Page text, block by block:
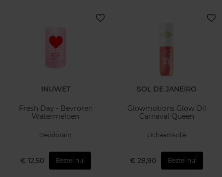
INUWET
Fresh Day - Bevroren
Watermeloen
Deodorant
€ 12,50 Bestel nu!
SOL DE JANEIRO
Glowmotions Glow Oil
Carnaval Queen
Lichaamsolie
€ 28,90 Bestel nu!